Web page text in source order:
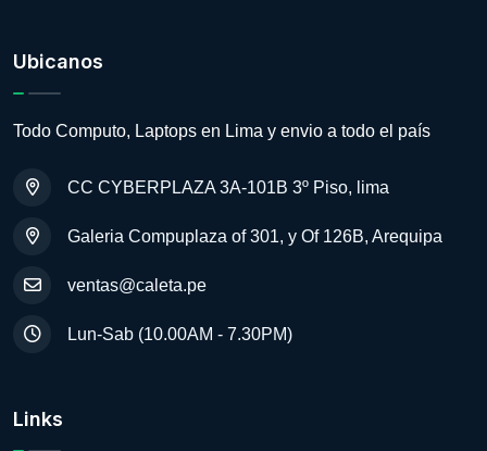
Ubicanos
Todo Computo, Laptops en Lima y envio a todo el país
CC CYBERPLAZA 3A-101B 3º Piso, lima
Galeria Compuplaza of 301, y Of 126B, Arequipa
ventas@caleta.pe
Lun-Sab (10.00AM - 7.30PM)
Links